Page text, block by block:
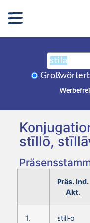
stīllō,
Präs. Ind.
Akt.
1.
still‑o